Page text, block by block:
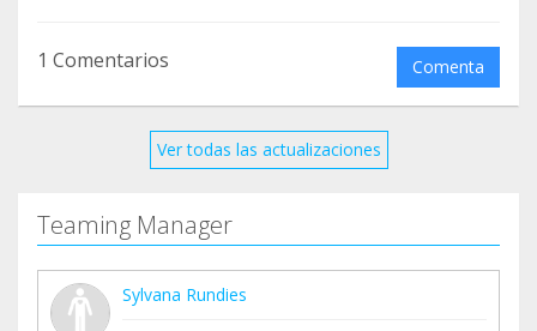
1 Comentarios Comenta
Ver todas las actualizaciones
Teaming Manager
Sylvana Rundies